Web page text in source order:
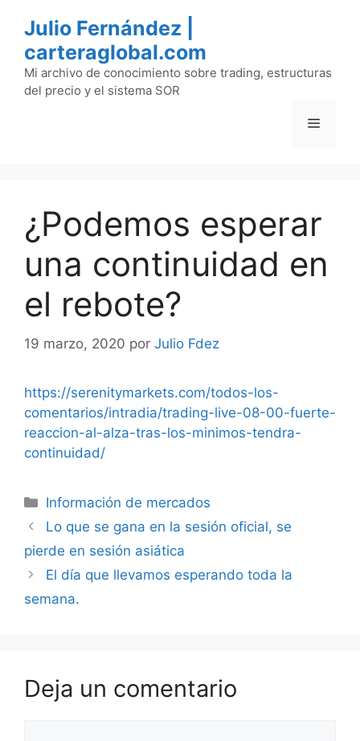
contenido
Julio Fernández |
carteraglobal.com
Mi archivo de conocimiento sobre trading, estructuras
del precio y el sistema SOR
Menú
¿Podemos esperar
una continuidad en
el rebote?
19 marzo, 2020 por Julio Fdez
https://serenitymarkets.com/todos-los-
comentarios/intradia/trading-live-08-00-fuerte-
reaccion-al-alza-tras-los-minimos-tendra-
continuidad/
Categorías
Información de mercados
Lo que se gana en la sesión oficial, se
pierde en sesión asiática
El día que llevamos esperando toda la
semana.
Deja un comentario